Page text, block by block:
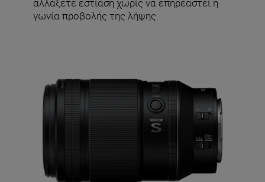
γωνία προβολής της λήψης.